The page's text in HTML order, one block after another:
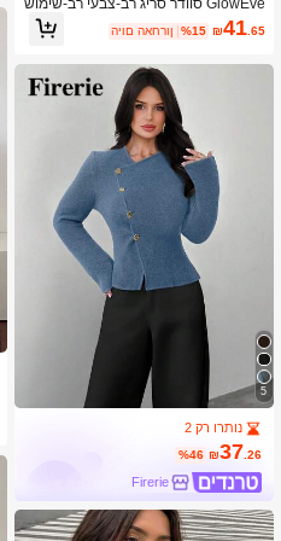
י בסגנון אופנה אירופאי-אמריקאי חדש
₪41.65
%15 היום האחרון
5
נותרו רק 2
₪37 .26
%46
Firerie